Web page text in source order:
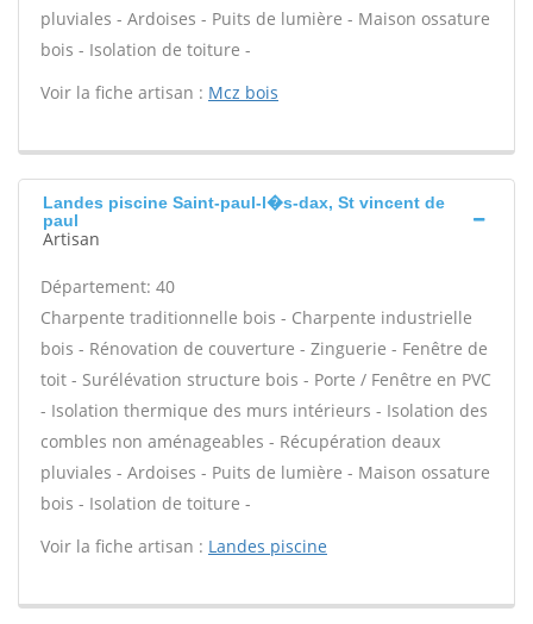
pluviales - Ardoises - Puits de lumière - Maison ossature
bois - Isolation de toiture -
Voir la fiche artisan : Mcz bois
Landes piscine Saint-paul-l�s-dax, St vincent de
paul
Artisan
Département: 40
Charpente traditionnelle bois - Charpente industrielle
bois - Rénovation de couverture - Zinguerie - Fenêtre de
toit - Surélévation structure bois - Porte / Fenêtre en PVC
- Isolation thermique des murs intérieurs - Isolation des
combles non aménageables - Récupération deaux
pluviales - Ardoises - Puits de lumière - Maison ossature
bois - Isolation de toiture -
Voir la fiche artisan : Landes piscine